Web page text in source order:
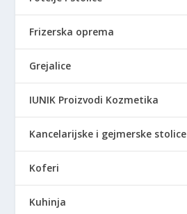
Frizerska oprema
Grejalice
IUNIK Proizvodi Kozmetika
Kancelarijske i gejmerske stolice
Koferi
Kuhinja